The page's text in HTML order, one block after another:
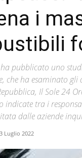
i
pubblicato uno
che ha esaminato
Il Sole 24
indicate tra i
dalle aziende
Luglio 2022